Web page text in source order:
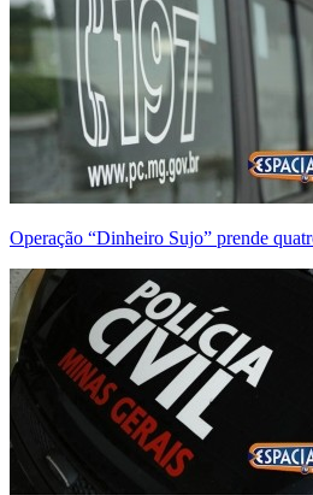
Operação “Dinheiro Sujo” prende